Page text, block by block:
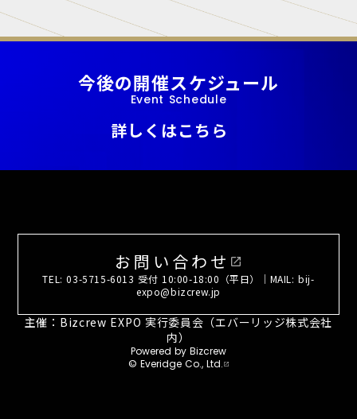
今後の開催スケジュール
Event Schedule
詳しくはこちら
お問い合わせ open_in_new
TEL: 03-5715-6013 受付 10:00-18:00（平日）｜MAIL: bij-
expo@bizcrew.jp
主催：Bizcrew EXPO 実行委員会（エバーリッジ株式会社
内）
Powered by Bizcrew
© Everidge Co., Ltd. open_in_new